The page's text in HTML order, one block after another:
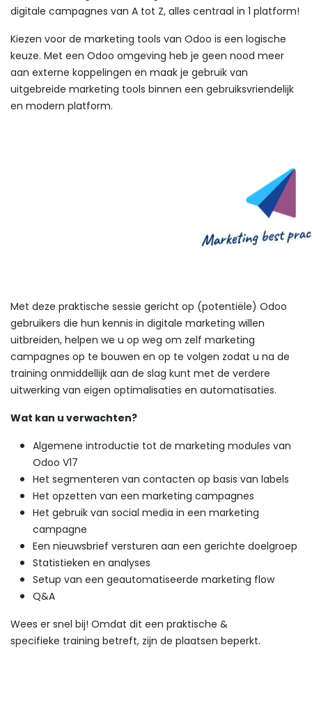
digitale campagnes van A tot Z, alles centraal in 1 platform!
Kiezen voor de marketing tools van Odoo is een logische
keuze. Met een Odoo omgeving heb je geen nood meer
aan externe koppelingen en maak je gebruik van
uitgebreide marketing tools binnen een gebruiksvriendelijk
en modern platform.
Met deze praktische sessie gericht op (potentiële) Odoo
gebruikers die hun kennis in digitale marketing willen
uitbreiden, helpen we u op weg om zelf marketing
campagnes op te bouwen en op te volgen zodat u na de
training onmiddellijk aan de slag kunt met de verdere
uitwerking van eigen optimalisaties en automatisaties.
Wat kan u verwachten?
Algemene introductie tot de marketing modules van
Odoo V17
Het segmenteren van contacten op basis van labels
Het opzetten van een marketing campagnes
Het gebruik van social media in een marketing
campagne
Een nieuwsbrief versturen aan een gerichte doelgroep
Statistieken en analyses
Setup van een geautomatiseerde marketing flow
Q&A
Wees er snel bij! Omdat dit een praktische &
specifieke training betreft, zijn de plaatsen beperkt.